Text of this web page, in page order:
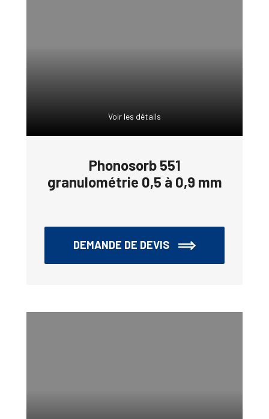
Voir les détails
Phonosorb 551
granulométrie 0,5 à 0,9 mm
DEMANDE DE DEVIS